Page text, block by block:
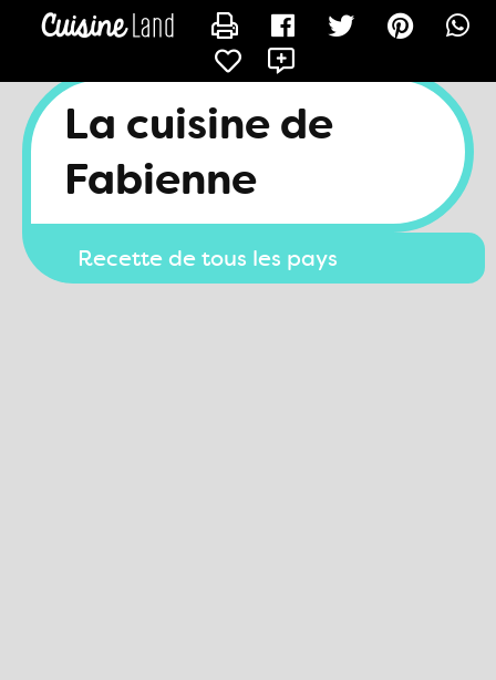
La cuisine de
Fabienne
Recette de tous les pays
CONTACTER FAB27